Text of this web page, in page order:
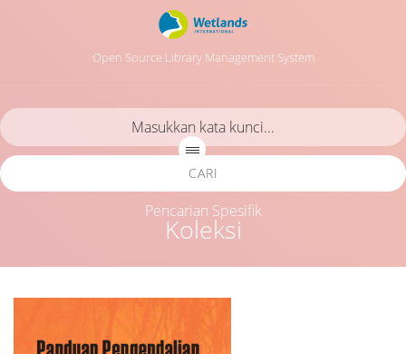
Open Source Library Management System
Koleksi
CARI
Pencarian Spesifik